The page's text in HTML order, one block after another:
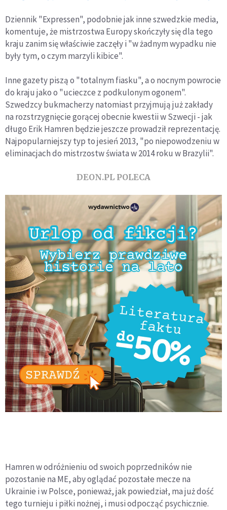
Dziennik "Expressen", podobnie jak inne szwedzkie media,
komentuje, że mistrzostwa Europy skończyły się dla tego
kraju zanim się właściwie zaczęły i "w żadnym wypadku nie
były tym, o czym marzyli kibice".
Inne gazety piszą o "totalnym fiasku", a o nocnym powrocie
do kraju jako o "ucieczce z podkulonym ogonem".
Szwedzcy bukmacherzy natomiast przyjmują już zakłady
na rozstrzygnięcie gorącej obecnie kwestii w Szwecji - jak
długo Erik Hamren będzie jeszcze prowadził reprezentację.
Najpopularniejszy typ to jesień 2013, "po niepowodzeniu w
eliminacjach do mistrzostw świata w 2014 roku w Brazylii".
DEON.PL POLECA
Hamren w odróżnieniu od swoich poprzedników nie
pozostanie na ME, aby oglądać pozostałe mecze na
Ukrainie i w Polsce, ponieważ, jak powiedział, ma już dość
tego turnieju i piłki nożnej, i musi odpocząć psychicznie.